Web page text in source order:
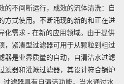
的不间断运行，成效的流体清洗：自
方式使用。不断涌现的新的和正在进
化需求 - 在新的应用领域。由于提供
，紧凑型过滤器可用于从颗粒到粗过
器是业界质量的自动，自清洁水过滤
滤器和灌溉过滤器，其设计符合锅炉
滤器具有自清洁功能，当水通过水